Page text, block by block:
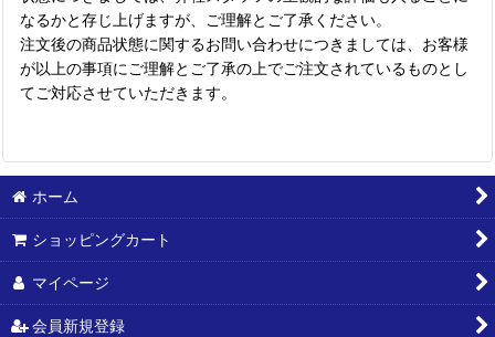
なるかと存じ上げますが、ご理解とご了承ください。
注文後の商品状態に関するお問い合わせにつきましては、お客様
が以上の事項にご理解とご了承の上でご注文されているものとし
てご対応させていただきます。
ホーム
ショッピングカート
マイページ
会員新規登録